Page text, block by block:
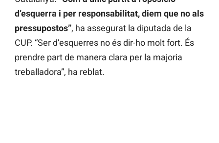
d’esquerra i per responsabilitat, diem que no als
pressupostos”, ha assegurat la diputada de la
CUP. “Ser d’esquerres no és dir-ho molt fort. És
prendre part de manera clara per la majoria
treballadora”, ha reblat.